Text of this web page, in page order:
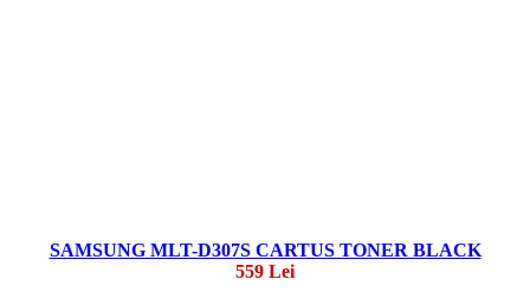
SAMSUNG MLT-D307S CARTUS TONER BLACK
559 Lei